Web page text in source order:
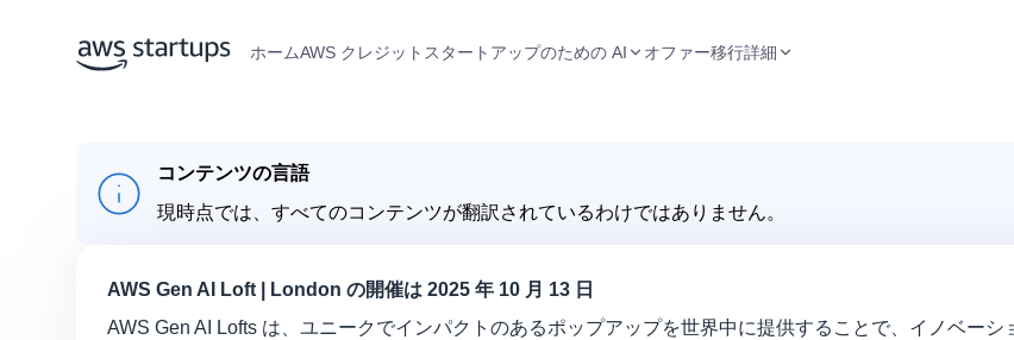
ホームAWS クレジット スタートアップのための AI オファー移行詳細
コンテンツの言語
現時点では、すべてのコンテンツが翻訳されているわけではありません。
AWS Gen AI Loft | London の開催は 2025 年 10 月 13 日
AWS Gen AI Lofts は、ユニークでインパクトのあるポップアップを世界中に提供することで、イノベーシ